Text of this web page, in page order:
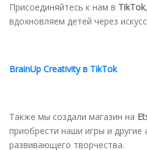
Присоединяйтесь к нам в TikTok
вдохновляем детей через
BrainUp Creativity в TikTok
Также мы создали магазин на
приобрести наши игры и другие
развивающего творчества.